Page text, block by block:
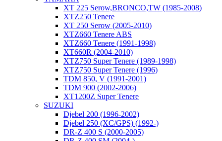
XT 225 Serow,BRONCO,TW (1985-2008)
XTZ250 Tenere
XT 250 Serow (2005-2010)
XTZ660 Tenere ABS
XTZ660 Tenere (1991-1998)
XT660R (2004-2010)
XTZ750 Super Tenere (1989-1998)
XTZ750 Super Tenere (1996)
TDM 850, V (1991-2001)
TDM 900 (2002-2006)
XT1200Z Super Tenere
SUZUKI
Djebel 200 (1996-2002)
Djebel 250 (XC/GPS) (1992-)
DR-Z 400 S (2000-2005)